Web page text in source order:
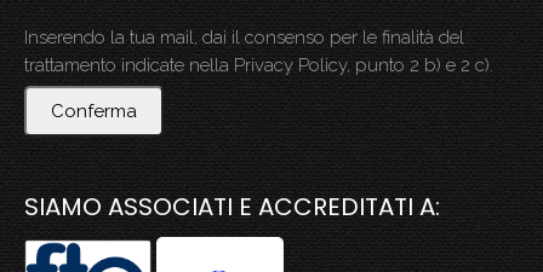
Inserendo la tua mail, dai il consenso per le finalità del
trattamento indicate nella Privacy Policy, punto 2 b) e 2 c).
Conferma
SIAMO ASSOCIATI E ACCREDITATI A: